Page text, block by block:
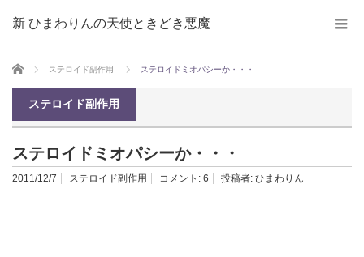
新 ひまわりんの天使ときどき悪魔
ホーム ステロイド副作用 ステロイドミオパシーか・・・
ステロイド副作用
ステロイドミオパシーか・・・
2011/12/7 ステロイド副作用 コメント: 6 投稿者: ひまわりん